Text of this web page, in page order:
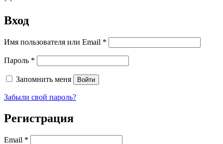
Вход
Имя пользователя или Email *
Пароль *
Запомнить меня Войти
Забыли свой пароль?
Регистрация
Email *